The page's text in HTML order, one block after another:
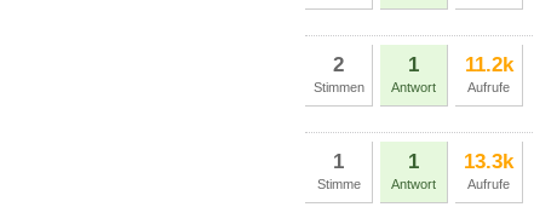
2
Stimmen
1
Antwort
11.2k
Aufrufe
1
Stimme
1
Antwort
13.3k
Aufrufe